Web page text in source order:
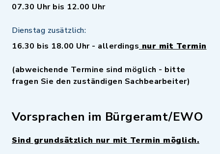
07.30 Uhr bis 12.00 Uhr
Dienstag zusätzlich:
16.30 bis 18.00 Uhr - allerdings nur mit Termin
(abweichende Termine sind möglich - bitte
fragen Sie den zuständigen Sachbearbeiter)
Vorsprachen im Bürgeramt/EWO
Sind grundsätzlich nur mit Termin möglich.